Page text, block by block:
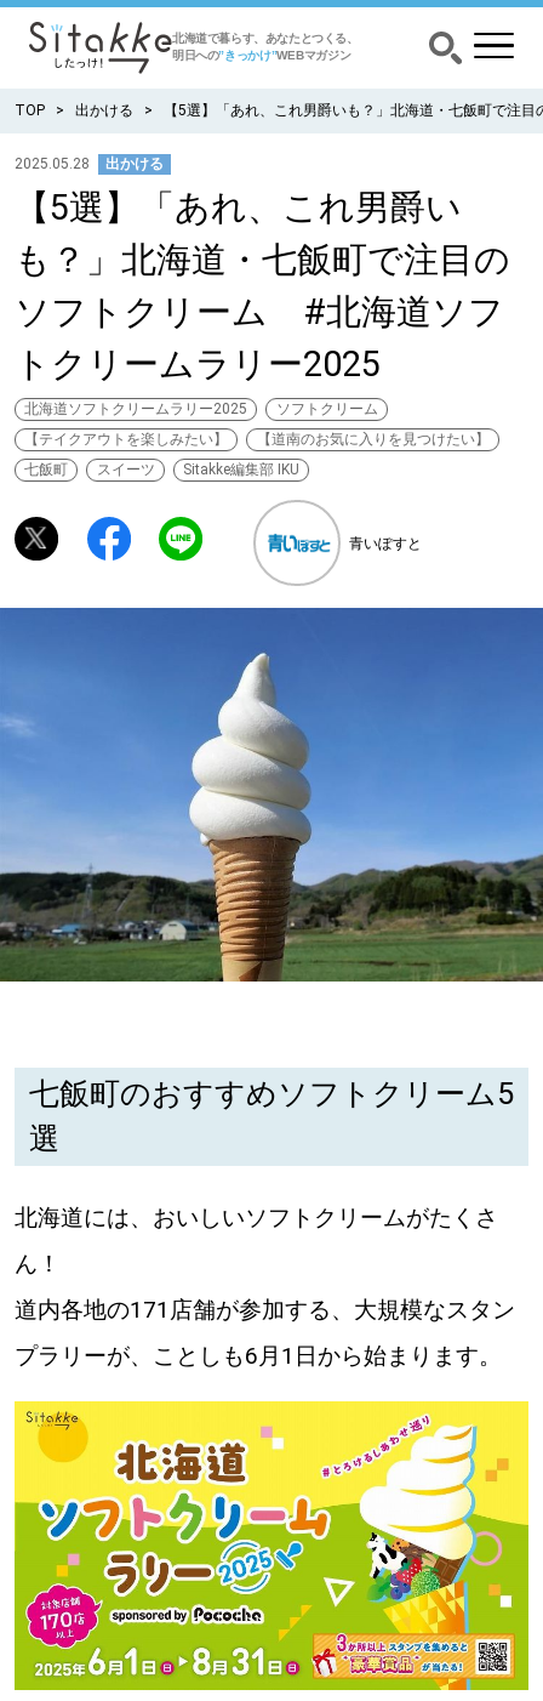
北海道で暮らす、あなたとつくる、
明日への”きっかけ”WEBマガジン
CATEGORY カテゴリー
食べる
暮らす
みがく
育む
深める
LOCAL ローカルエリア
all
札幌
道南
道東
道央
Sitakke編集部あい
【いろんな価値観や生き方に触れたい】
Sitakke編集部 IKU 【まったり楽しみたい】
【暮らしの知恵を身につけたい】 札幌市
【札幌のお気に入りを見つけたい】
【道央のお気に入りを見つけたい】
TOP 出かける 【5選】「あれ、これ男爵いも？」北海道・七飯町で注
2025.05.28 出かける
【5選】「あれ、これ男爵い
も？」北海道・七飯町で注目の
ソフトクリーム #北海道ソフ
トクリームラリー2025
北海道ソフトクリームラリー2025
ソフトクリーム
【テイクアウトを楽しみたい】
【道南のお気に入りを見つけたい】
七飯町
スイーツ Sitakke編集部 IKU
青いぽすと
七飯町のおすすめソフトクリーム5
選
北海道には、おいしいソフトクリームがたくさ
ん！
道内各地の171店舗が参加する、大規模なスタン
プラリーが、ことしも6月1日から始まります。